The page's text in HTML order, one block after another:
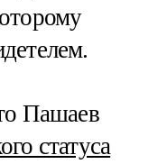
Пашаев
статуса